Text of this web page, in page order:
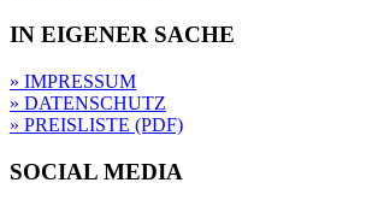
IN EIGENER SACHE
» IMPRESSUM
» DATENSCHUTZ
» PREISLISTE (PDF)
SOCIAL MEDIA